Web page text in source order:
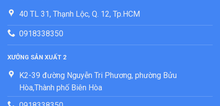
40 TL 31, Thạnh Lộc, Q. 12, Tp.HCM
0918338350
XƯỞNG SẢN XUẤT 2
K2-39 đường Nguyễn Tri Phương, phường Bửu
Hòa,Thành phố Biên Hòa